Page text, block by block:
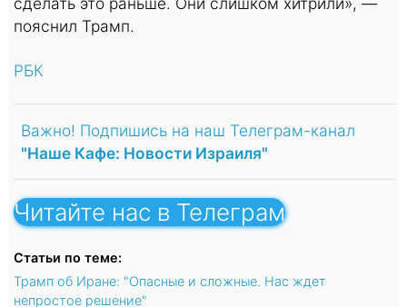
пояснил Трамп.
РБК
Важно! Подпишись на наш Телеграм-канал
"Наше Кафе: Новости Израиля"
Читайте нас в Телеграм
Статьи по теме:
Трамп об Иране: "Опасные и сложные. Нас ждет
непростое решение"